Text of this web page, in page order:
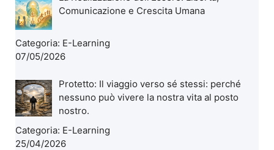
Comunicazione e Crescita Umana
Categoria: E-Learning
07/05/2026
Protetto: Il viaggio verso sé stessi: perché
nessuno può vivere la nostra vita al posto
nostro.
Categoria: E-Learning
25/04/2026